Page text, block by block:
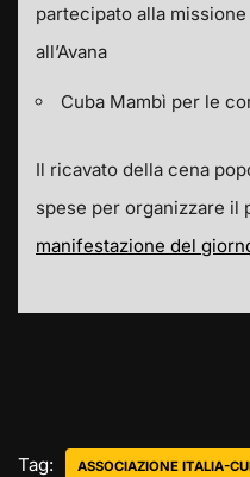
partecipato alla
all’Avana
Cuba Mambì per le
Il ricavato della cena
spese per organizzare il
manifestazione del
Tag: ASSOCIAZIONE ITALIA-